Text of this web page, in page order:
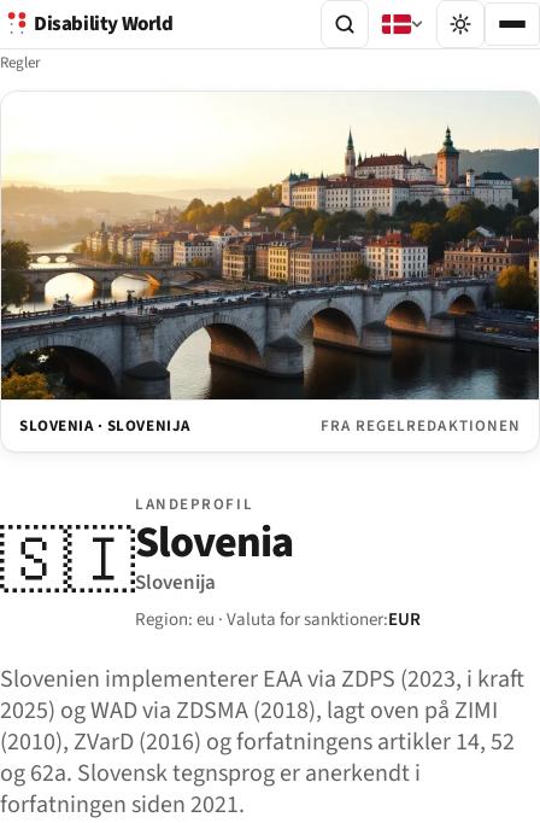
Disability World
Regler
SLOVENIA · SLOVENIJA FRA REGELREDAKTIONEN
🇸🇮
LANDEPROFIL
Slovenia
Slovenija
Region: eu · Valuta for sanktioner:EUR
Slovenien implementerer EAA via ZDPS (2023, i kraft
2025) og WAD via ZDSMA (2018), lagt oven på ZIMI
(2010), ZVarD (2016) og forfatningens artikler 14, 52
og 62a. Slovensk tegnsprog er anerkendt i
forfatningen siden 2021.